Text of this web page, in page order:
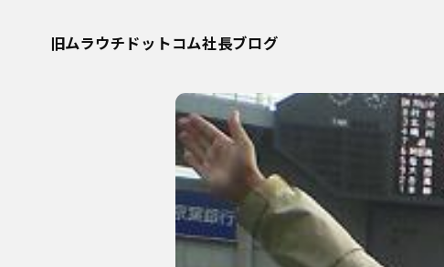
旧ムラウチドットコム社長ブログ